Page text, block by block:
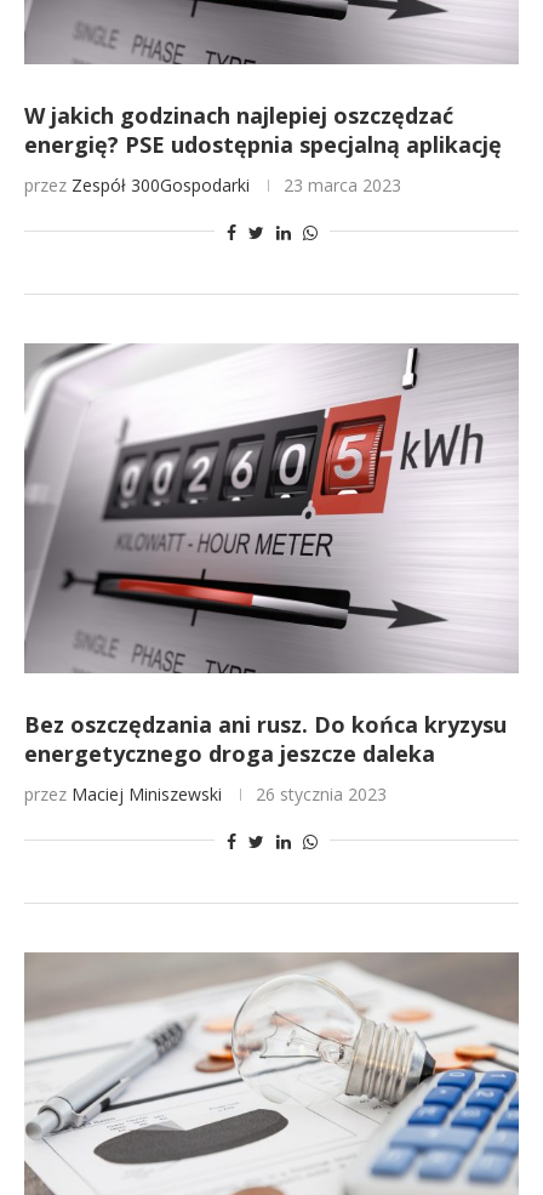
W jakich godzinach najlepiej oszczędzać
energię? PSE udostępnia specjalną aplikację
przez Zespół 300Gospodarki 23 marca 2023
Bez oszczędzania ani rusz. Do końca kryzysu
energetycznego droga jeszcze daleka
przez Maciej Miniszewski 26 stycznia 2023